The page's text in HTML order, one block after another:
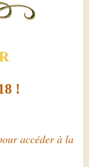
!
accéder à la